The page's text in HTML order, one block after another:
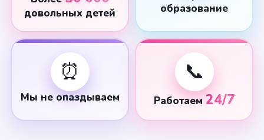
довольных детей
образование
⏰
Мы не опаздываем
📞
Работаем 24/7